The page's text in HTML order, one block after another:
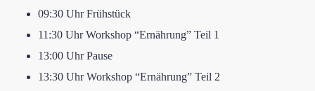
0​9:​30 Uhr Frühstück
​1​1:30 Uhr Workshop “Ernährung” Teil 1
​13:00 Uhr ​Pause
​13:30 Uhr Workshop “Ernährung” Teil 2